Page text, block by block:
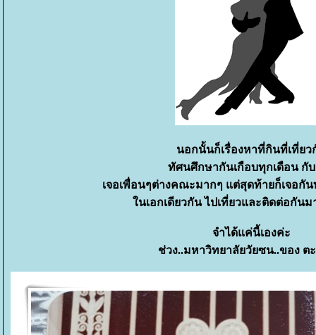
นอกนั้นก็เรื่องหาที่กินที่เที่ยว
ทัศนศึกษากันเกือบทุกเดือน กั
เจอเพื่อนๆต่างคณะมากๆ แต่สุดท้ายก็เจอกั
นเอกเดียวกัน ไปเที่ยวและติดต่อกัน
จำได้แค่นี้เองค่ะ
ช่วง..มหาวิทยาลัยวัยซน..ของ ต